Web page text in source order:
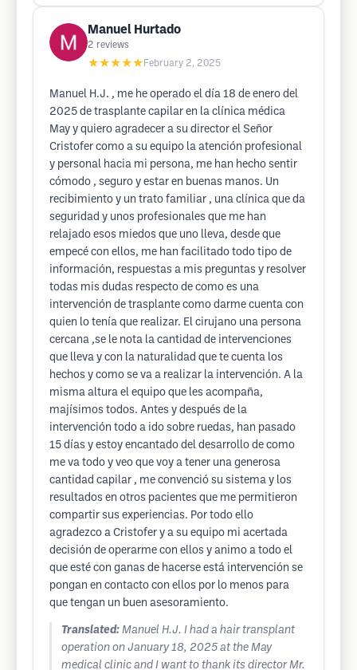
Manuel Hurtado
2 reviews
★★★★★ February 2, 2025
Manuel H.J. , me he operado el día 18 de enero del
2025 de trasplante capilar en la clínica médica
May y quiero agradecer a su director el Señor
Cristofer como a su equipo la atención profesional
y personal hacia mi persona, me han hecho sentir
cómodo , seguro y estar en buenas manos. Un
recibimiento y un trato familiar , una clínica que da
seguridad y unos profesionales que me han
relajado esos miedos que uno lleva, desde que
empecé con ellos, me han facilitado todo tipo de
información, respuestas a mis preguntas y resolver
todas mis dudas respecto de como es una
intervención de trasplante como darme cuenta con
quien lo tenía que realizar. El cirujano una persona
cercana ,se le nota la cantidad de intervenciones
que lleva y con la naturalidad que te cuenta los
hechos y como se va a realizar la intervención. A la
misma altura el equipo que les acompaña,
majísimos todos. Antes y después de la
intervención todo a ido sobre ruedas, han pasado
15 días y estoy encantado del desarrollo de como
me va todo y veo que voy a tener una generosa
cantidad capilar , me convenció su sistema y los
resultados en otros pacientes que me permitieron
compartir sus experiencias. Por todo ello
agradezco a Cristofer y a su equipo mi acertada
decisión de operarme con ellos y animo a todo el
que esté con ganas de hacerse está intervención se
pongan en contacto con ellos por lo menos para
que tengan un buen asesoramiento.
Translated: Manuel H.J. I had a hair transplant
operation on January 18, 2025 at the May
medical clinic and I want to thank its director Mr.